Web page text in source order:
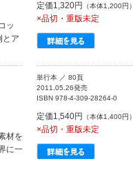
ッ
とア
定価1,320円 （本体1,200円）
×品切・重版未定
材を
に一
単行本 ／ 80頁
2011.05.26発売
ISBN 978-4-309-28264-0
定価1,540円 （本体1,400円）
×品切・重版未定